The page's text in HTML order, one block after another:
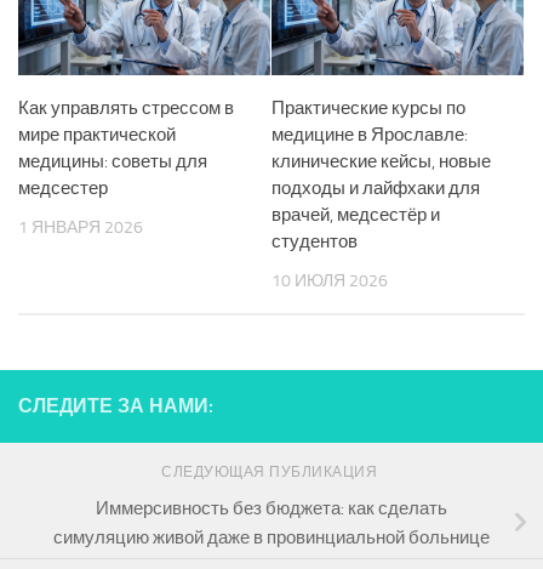
Как управлять стрессом в
мире практической
медицины: советы для
медсестер
1 ЯНВАРЯ 2026
Практические курсы по
медицине в Ярославле:
клинические кейсы, новые
подходы и лайфхаки для
врачей, медсестёр и
студентов
10 ИЮЛЯ 2026
СЛЕДИТЕ ЗА НАМИ:
СЛЕДУЮЩАЯ ПУБЛИКАЦИЯ
Иммерсивность без бюджета: как сделать
симуляцию живой даже в провинциальной больнице